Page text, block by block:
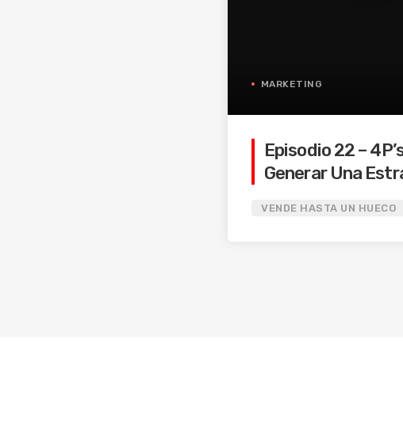
MARKETING
Episodio 22 –
Generar Una
Nutresa
VENDE HASTA UN HUECO